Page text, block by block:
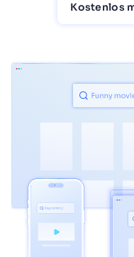
Kostenlos